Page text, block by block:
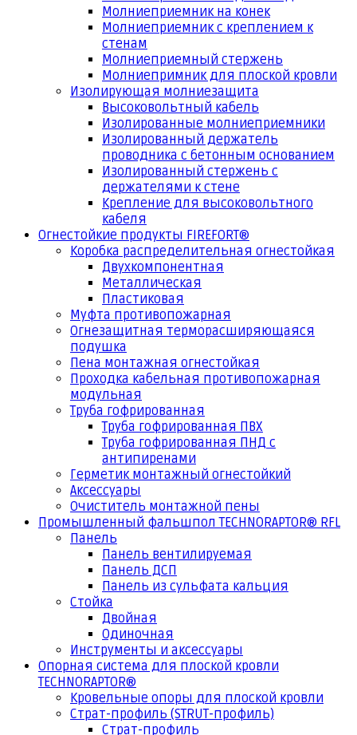
Молниеприемник на конек
Молниеприемник с креплением к
стенам
Молниеприемный стержень
Молниепримник для плоской кровли
Изолирующая молниезащита
Высоковольтный кабель
Изолированные молниеприемники
Изолированный держатель
проводника с бетонным основанием
Изолированный стержень с
держателями к стене
Крепление для высоковольтного
кабеля
Огнестойкие продукты FIREFORT®
Коробка распределительная огнестойкая
Двухкомпонентная
Металлическая
Пластиковая
Муфта противопожарная
Огнезащитная терморасширяющаяся
подушка
Пена монтажная огнестойкая
Проходка кабельная противопожарная
модульная
Труба гофрированная
Труба гофрированная ПВХ
Труба гофрированная ПНД с
антипиренами
Герметик монтажный огнестойкий
Аксессуары
Очиститель монтажной пены
Промышленный фальшпол TECHNORAPTOR® RFL
Панель
Панель вентилируемая
Панель ДСП
Панель из сульфата кальция
Стойка
Двойная
Одиночная
Инструменты и аксессуары
Опорная система для плоской кровли
TECHNORAPTOR®
Кровельные опоры для плоской кровли
Страт-профиль (STRUT-профиль)
Страт-профиль